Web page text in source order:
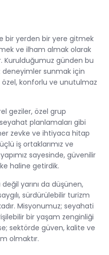
bir yerden bir yere gitmek
ve ilham almak olarak
Kurulduğumuz günden bu
sunmak için
özel, konforlu ve unutulmaz
geziler, özel grup
planlamaları gibi
zevke ve ihtiyaca hitap
iş ortaklarımız ve
sayesinde, güvenilir
haline getirdik.
yarını da düşünen,
sürdürülebilir turizm
Misyonumuz; seyahati
bir yaşam zenginliği
sektörde güven, kalite ve
olmaktır.